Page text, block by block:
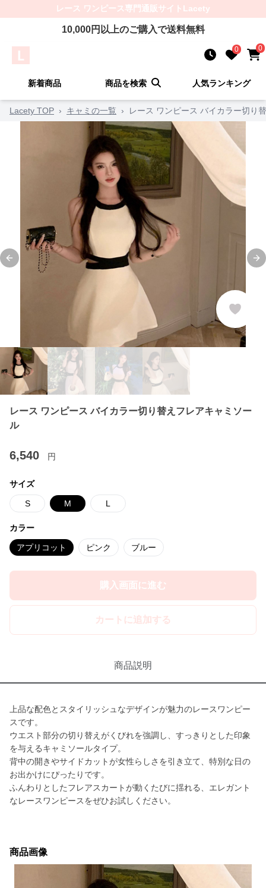
レース ワンピース専門通販サイト Lacety
10,000円以上のご購入で送料無料
0 0
新着商品 商品を検索 人気ランキング
Lacety TOP › キャミの一覧 › レース ワンピース バイカラー切り
Previous slide
レース ワンピース バイカラー切り替えフレアキャミソー
ル
6,540 円
サイズ
S M L
カラー
アプリコット ピンク ブルー
購入画面に進む
カートに追加する
商品説明
上品な配色とスタイリッシュなデザインが魅力のレースワンピー
スです。
ウエスト部分の切り替えがくびれを強調し、すっきりとした印象
を与えるキャミソールタイプ。
背中の開きやサイドカットが女性らしさを引き立て、特別な日の
お出かけにぴったりです。
ふんわりとしたフレアスカートが動くたびに揺れる、エレガント
なレースワンピースをぜひお試しください。
商品画像